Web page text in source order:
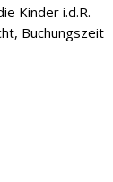
Kinder i.d.R.
Buchungszeit